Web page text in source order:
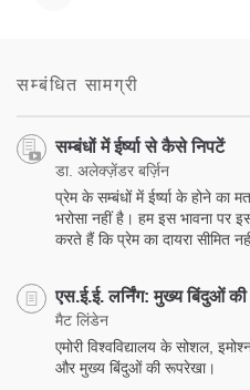
सम्बंधित सामग्री
सम्बंधों में ईर्ष्या से कैसे निपटें
डा. अलेक्ज़ेंडर बर्ज़िन
प्रेम के सम्बंधों में ईर्ष्या के होने का
भरोसा नहीं है। हम इस भावना पर
करते हैं कि प्रेम का दायरा सीमित
एस.ई.ई. लर्निंग: मुख्य बिंदुओं
मैट लिंडेन
एमोरी विश्वविद्यालय के सोशल,
और मुख्य बिंदुओं की रूपरेखा।